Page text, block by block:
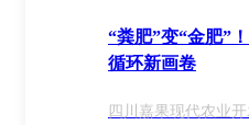
“粪肥”变“金肥”
循环新画卷
四川嘉果现代农业